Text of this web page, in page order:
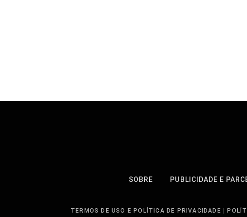
SOBRE PUBLICIDADE E
TERMOS DE USO E POLÍTICA DE PRIVACIDADE